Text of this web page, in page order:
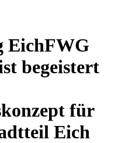
FWG
begeistert
für
Eich